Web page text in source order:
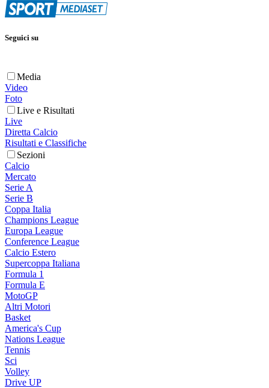
Seguici su
Media
Video
Foto
Live e Risultati
Live
Diretta Calcio
Risultati e Classifiche
Sezioni
Calcio
Mercato
Serie A
Serie B
Coppa Italia
Champions League
Europa League
Conference League
Calcio Estero
Supercoppa Italiana
Formula 1
Formula E
MotoGP
Altri Motori
Basket
America's Cup
Nations League
Tennis
Sci
Volley
Drive UP